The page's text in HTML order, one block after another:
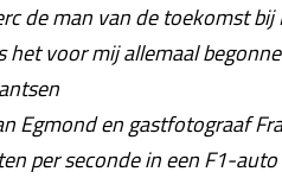
de man van de toekomst bij
het voor mij allemaal
Egmond en gastfotograaf
per seconde in een F1-auto